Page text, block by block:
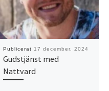
Publicerat 17 december, 2024
Gudstjänst med
Nattvard